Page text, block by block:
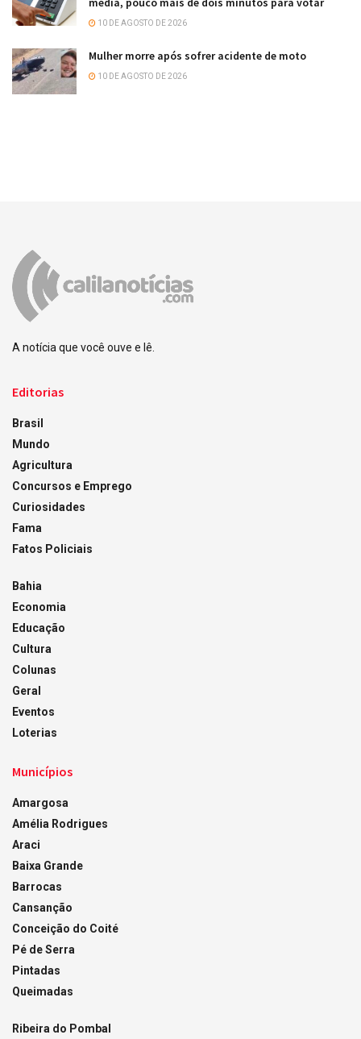
10 DE AGOSTO DE 2026
Mulher morre após sofrer acidente de moto
10 DE AGOSTO DE 2026
A notícia que você ouve e lê.
Editorias
Brasil
Mundo
Agricultura
Concursos e Emprego
Curiosidades
Fama
Fatos Policiais
Bahia
Economia
Educação
Cultura
Colunas
Geral
Eventos
Loterias
Municípios
Amargosa
Amélia Rodrigues
Araci
Baixa Grande
Barrocas
Cansanção
Conceição do Coité
Pé de Serra
Pintadas
Queimadas
Ribeira do Pombal